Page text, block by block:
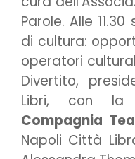
Parole. Alle
di cultura:
operatori
Divertito,
Libri, con la
Compagnia
Napoli Città